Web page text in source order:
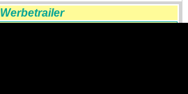
Werbetrailer